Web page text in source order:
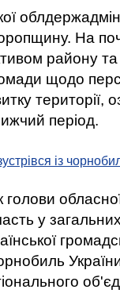
На
району та
щодо
території,
період.
із
у